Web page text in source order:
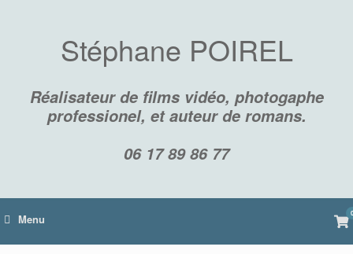
Stéphane POIREL
Réalisateur de films vidéo, photogaphe
professionel, et auteur de romans.
06 17 89 86 77
Menu 0